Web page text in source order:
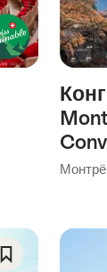
Монтрё